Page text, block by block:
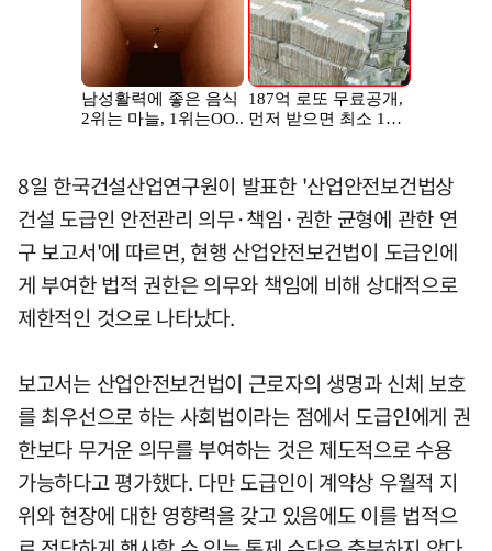
8일 한국건설산업연구원이 발표한 '산업안전보건법상
건설 도급인 안전관리 의무·책임·권한 균형에 관한 연
구 보고서'에 따르면, 현행 산업안전보건법이 도급인에
게 부여한 법적 권한은 의무와 책임에 비해 상대적으로
제한적인 것으로 나타났다.
보고서는 산업안전보건법이 근로자의 생명과 신체 보호
를 최우선으로 하는 사회법이라는 점에서 도급인에게 권
한보다 무거운 의무를 부여하는 것은 제도적으로 수용
가능하다고 평가했다. 다만 도급인이 계약상 우월적 지
위와 현장에 대한 영향력을 갖고 있음에도 이를 법적으